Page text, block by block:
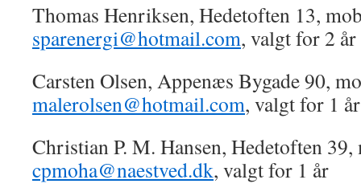
Thomas Henriksen, Hedetoften 13,
sparenergi@hotmail.com, valgt for 2 år
Carsten Olsen, Appenæs Bygade 90,
malerolsen@hotmail.com, valgt for 1 år
Christian P. M. Hansen, Hedetoften
cpmoha@naestved.dk, valgt for 1 år